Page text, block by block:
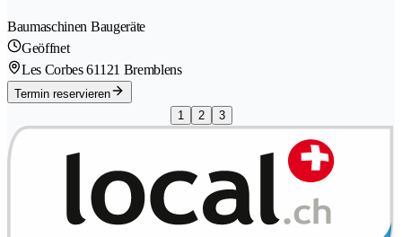
Baumaschinen Baugeräte
Geöffnet
Les Corbes 61121 Bremblens
Termin reservieren
1
2 3